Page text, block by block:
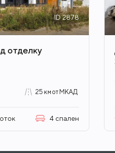
ID 2878
отделку
25 км от МКАД
4 спален